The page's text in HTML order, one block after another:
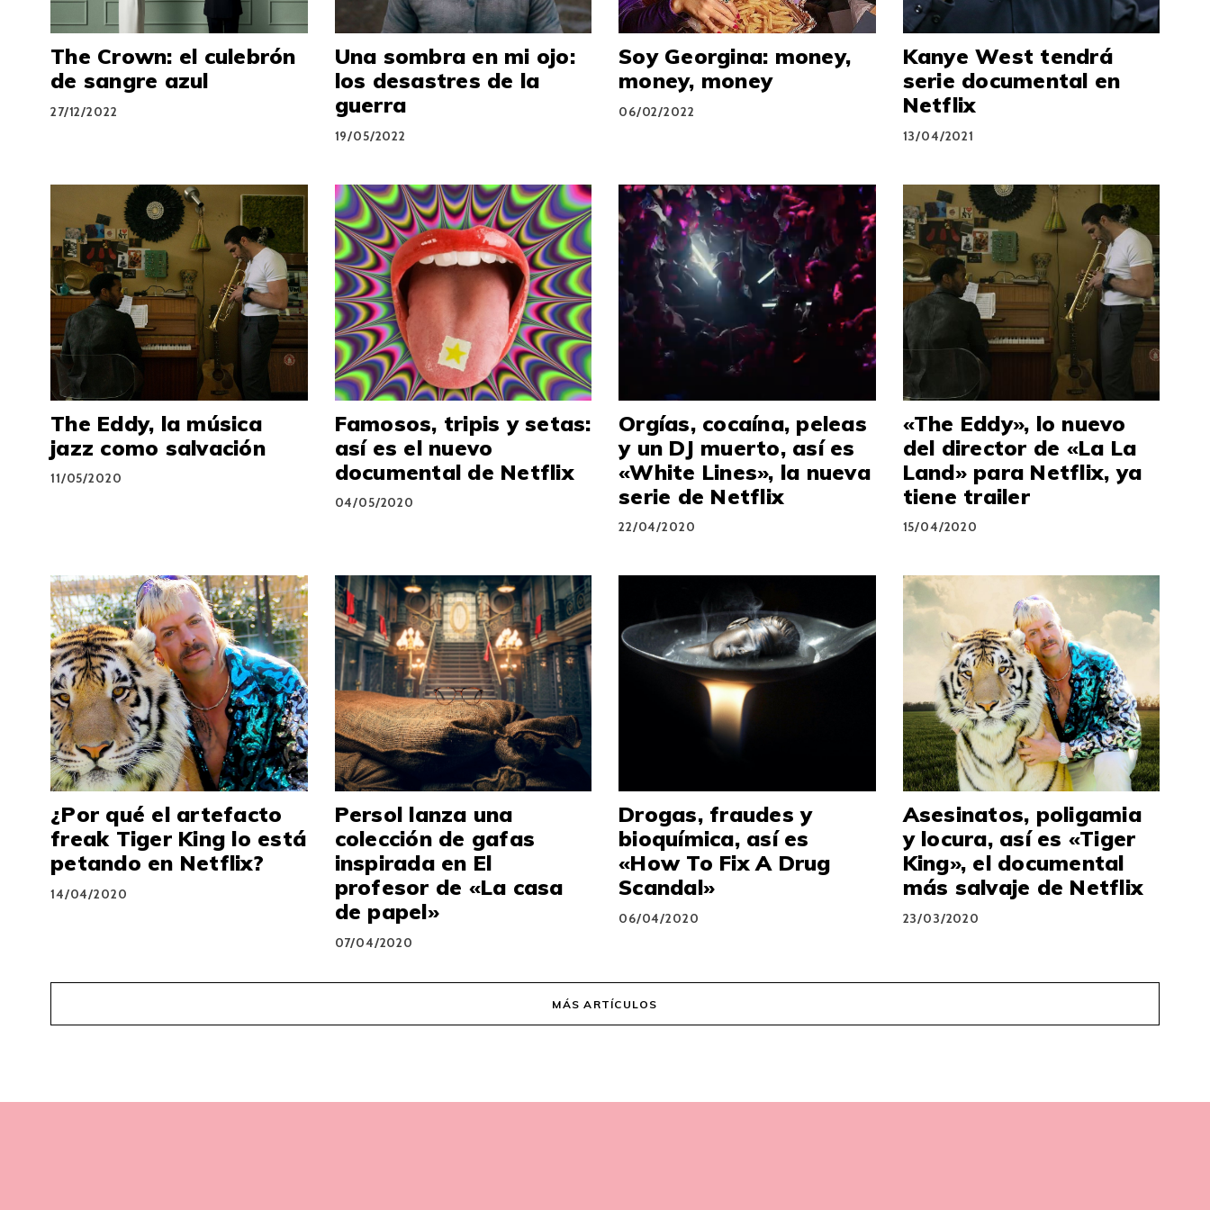
The Crown: el culebrón
de sangre azul
27/12/2022
Una sombra en mi ojo:
los desastres de la
guerra
19/05/2022
Soy Georgina: money,
money, money
06/02/2022
Kanye West tendrá
serie documental en
Netflix
13/04/2021
The Eddy, la música
jazz como salvación
11/05/2020
Famosos, tripis y setas:
así es el nuevo
documental de Netflix
04/05/2020
Orgías, cocaína, peleas
y un DJ muerto, así es
«White Lines», la nueva
serie de Netflix
22/04/2020
«The Eddy», lo nuevo
del director de «La La
Land» para Netflix, ya
tiene trailer
15/04/2020
¿Por qué el artefacto
freak Tiger King lo está
petando en Netflix?
14/04/2020
Persol lanza una
colección de gafas
inspirada en El
profesor de «La casa
de papel»
07/04/2020
Drogas, fraudes y
bioquímica, así es
«How To Fix A Drug
Scandal»
06/04/2020
Asesinatos, poligamia
y locura, así es «Tiger
King», el documental
más salvaje de Netflix
23/03/2020
MÁS ARTÍCULOS